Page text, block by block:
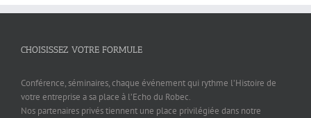
CHOISISSEZ VOTRE FORMULE
Conférence, séminaires, chaque événement qui rythme l’Histoire de
votre entreprise a sa place à l’Echo du Robec.
Nos partenaires privés tiennent une place privilégiée dans notre